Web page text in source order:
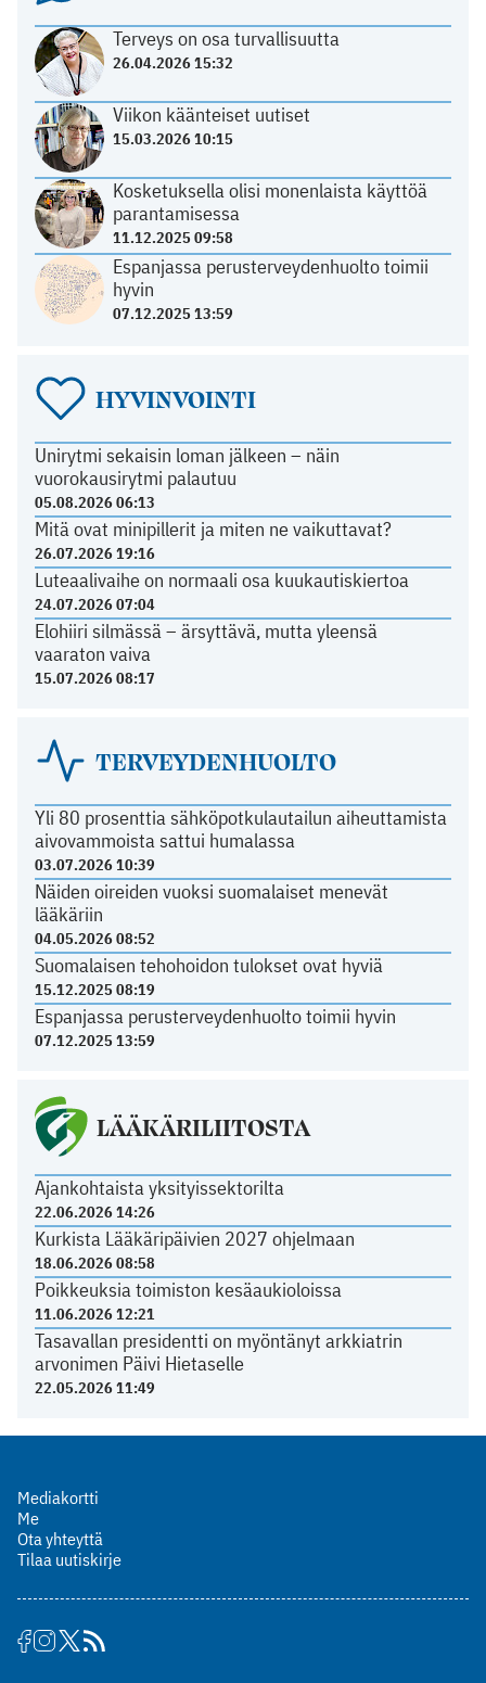
Terveys on osa turvallisuutta
26.04.2026 15:32
Viikon käänteiset uutiset
15.03.2026 10:15
Kosketuksella olisi monenlaista käyttöä
parantamisessa
11.12.2025 09:58
Espanjassa perusterveydenhuolto toimii
hyvin
07.12.2025 13:59
HYVINVOINTI
Unirytmi sekaisin loman jälkeen – näin
vuorokausirytmi palautuu
05.08.2026 06:13
Mitä ovat minipillerit ja miten ne vaikuttavat?
26.07.2026 19:16
Luteaalivaihe on normaali osa kuukautiskiertoa
24.07.2026 07:04
Elohiiri silmässä – ärsyttävä, mutta yleensä
vaaraton vaiva
15.07.2026 08:17
TERVEYDENHUOLTO
Yli 80 prosenttia sähköpotkulautailun aiheuttamista
aivovammoista sattui humalassa
03.07.2026 10:39
Näiden oireiden vuoksi suomalaiset menevät
lääkäriin
04.05.2026 08:52
Suomalaisen tehohoidon tulokset ovat hyviä
15.12.2025 08:19
Espanjassa perusterveydenhuolto toimii hyvin
07.12.2025 13:59
LÄÄKÄRILIITOSTA
Ajankohtaista yksityissektorilta
22.06.2026 14:26
Kurkista Lääkäripäivien 2027 ohjelmaan
18.06.2026 08:58
Poikkeuksia toimiston kesäaukioloissa
11.06.2026 12:21
Tasavallan presidentti on myöntänyt arkkiatrin
arvonimen Päivi Hietaselle
22.05.2026 11:49
Mediakortti
Me
Ota yhteyttä
Tilaa uutiskirje